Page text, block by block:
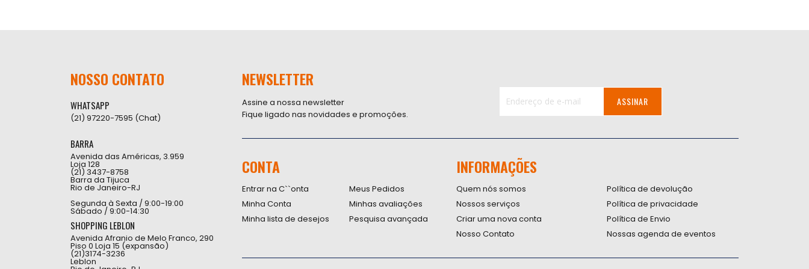
NOSSO CONTATO
WHATSAPP
(21) 97220-7595 (Chat)
BARRA
Avenida das Américas, 3.959
Loja 128
(21) 3437-8758
Barra da Tijuca
Rio de Janeiro-RJ
Segunda à Sexta / 9:00-19:00
Sábado / 9:00-14:30
SHOPPING LEBLON
Avenida Afranio de Melo Franco, 290
Piso 0 Loja 15 (expansão)
(21)3174-3236
Leblon
NEWSLETTER
Assine a nossa newsletter
Fique ligado nas novidades e promoções.
nossa
Newsletter:
ASSINAR
CONTA
Entrar na C``onta
Minha Conta
Minha lista de desejos
Meus Pedidos
Minhas avaliações
Pesquisa avançada
INFORMAÇÕES
Quem nós somos
Nossos serviços
Criar uma nova conta
Nosso Contato
Política de devolução
Política de privacidade
Política de Envio
Nossas agenda de eventos